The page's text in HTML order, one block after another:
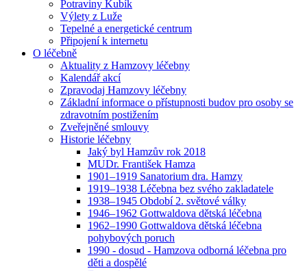
Potraviny Kubík
Výlety z Luže
Tepelné a energetické centrum
Připojení k internetu
O léčebně
Aktuality z Hamzovy léčebny
Kalendář akcí
Zpravodaj Hamzovy léčebny
Základní informace o přístupnosti budov pro osoby se
zdravotním postižením
Zveřejněné smlouvy
Historie léčebny
Jaký byl Hamzův rok 2018
MUDr. František Hamza
1901–1919 Sanatorium dra. Hamzy
1919–1938 Léčebna bez svého zakladatele
1938–1945 Období 2. světové války
1946–1962 Gottwaldova dětská léčebna
1962–1990 Gottwaldova dětská léčebna
pohybových poruch
1990 - dosud - Hamzova odborná léčebna pro
děti a dospělé